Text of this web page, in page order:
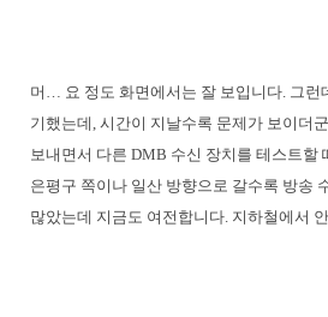
머… 요 정도 화면에서는 잘 보입니다. 그런
기했는데, 시간이 지날수록 문제가 보이더
보내면서 다른 DMB 수신 장치를 테스트할
은평구 쪽이나 일산 방향으로 갈수록 방송
많았는데 지금도 여전합니다. 지하철에서